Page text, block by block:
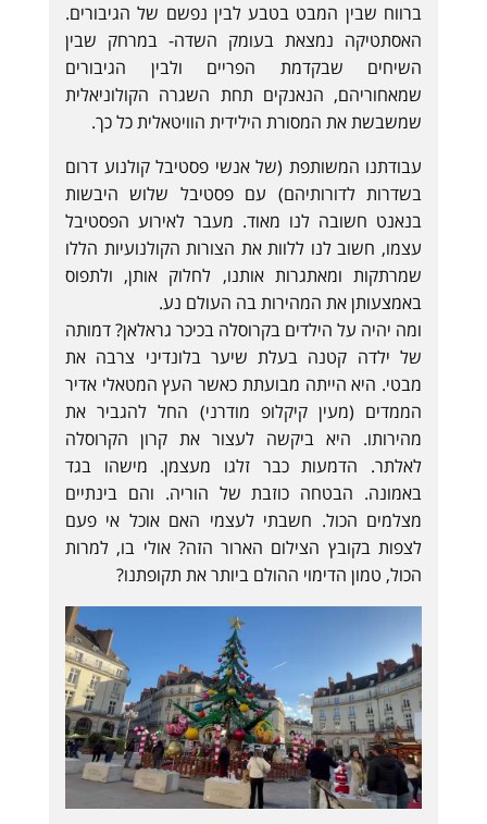
ברווח שבין המבט בטבע לבין נפשם של הגיבורים.
האסתטיקה נמצאת בעומק השדה- במרחק שבין
השיחים שבקדמת הפריים ולבין הגיבורים
שמאחוריהם, הנאנקים תחת השגרה הקולוניאלית
שמשבשת את המסורת הילידית הוויטאלית כל כך.
עבודתנו המשותפת (של אנשי פסטיבל קולנוע דרום
בשדרות לדורותיהם) עם פסטיבל שלוש היבשות
בנאנט חשובה לנו מאוד. מעבר לאירוע הפסטיבל
עצמו, חשוב לנו ללוות את הצורות הקולנועיות הללו
שמרתקות ומאתגרות אותנו, לחלוק אותן, ולתפוס
באמצעותן את המהירות בה העולם נע.
ומה יהיה על הילדים בקרוסלה בכיכר גראלאן? דמותה
של ילדה קטנה בעלת שיער בלונדיני צרבה את
מבטי. היא הייתה מבועתת כאשר העץ המטאלי אדיר
הממדים (מעין קיקלופ מודרני) החל להגביר את
מהירותו. היא ביקשה לעצור את קרון הקרוסלה
לאלתר. הדמעות כבר זלגו מעצמן. מישהו בגד
באמונה. הבטחה כוזבת של הוריה. והם בינתיים
מצלמים הכול. חשבתי לעצמי האם אוכל אי פעם
לצפות בקובץ הצילום הארור הזה? אולי בו, למרות
הכול, טמון הדימוי ההולם ביותר את תקופתנו?